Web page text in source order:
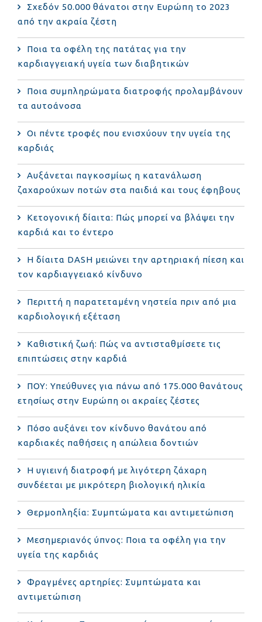
Σχεδόν 50.000 θάνατοι στην Ευρώπη το 2023
από την ακραία ζέστη
Ποια τα οφέλη της πατάτας για την
καρδιαγγειακή υγεία των διαβητικών
Ποια συμπληρώματα διατροφής προλαμβάνουν
τα αυτοάνοσα
Οι πέντε τροφές που ενισχύουν την υγεία της
καρδιάς
Αυξάνεται παγκοσμίως η κατανάλωση
ζαχαρούχων ποτών στα παιδιά και τους έφηβους
Κετογονική δίαιτα: Πώς μπορεί να βλάψει την
καρδιά και το έντερο
Η δίαιτα DASH μειώνει την αρτηριακή πίεση και
τον καρδιαγγειακό κίνδυνο
Περιττή η παρατεταμένη νηστεία πριν από μια
καρδιολογική εξέταση
Καθιστική ζωή: Πώς να αντισταθμίσετε τις
επιπτώσεις στην καρδιά
ΠΟΥ: Υπεύθυνες για πάνω από 175.000 θανάτους
ετησίως στην Ευρώπη οι ακραίες ζέστες
Πόσο αυξάνει τον κίνδυνο θανάτου από
καρδιακές παθήσεις η απώλεια δοντιών
Η υγιεινή διατροφή με λιγότερη ζάχαρη
συνδέεται με μικρότερη βιολογική ηλικία
Θερμοπληξία: Συμπτώματα και αντιμετώπιση
Μεσημεριανός ύπνος: Ποια τα οφέλη για την
υγεία της καρδιάς
Φραγμένες αρτηρίες: Συμπτώματα και
αντιμετώπιση